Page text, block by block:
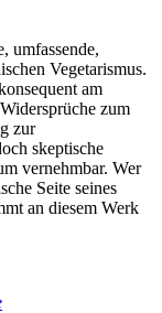
umfassende,
Vegetarismus.
am
zum
zur
skeptische
vernehmbar. Wer
Seite seines
an diesem Werk